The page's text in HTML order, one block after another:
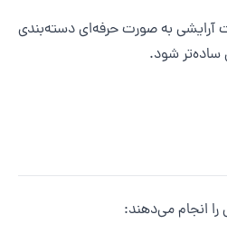
به صورت حرفه‌ای دسته‌بندی
شود.
می‌دهند: